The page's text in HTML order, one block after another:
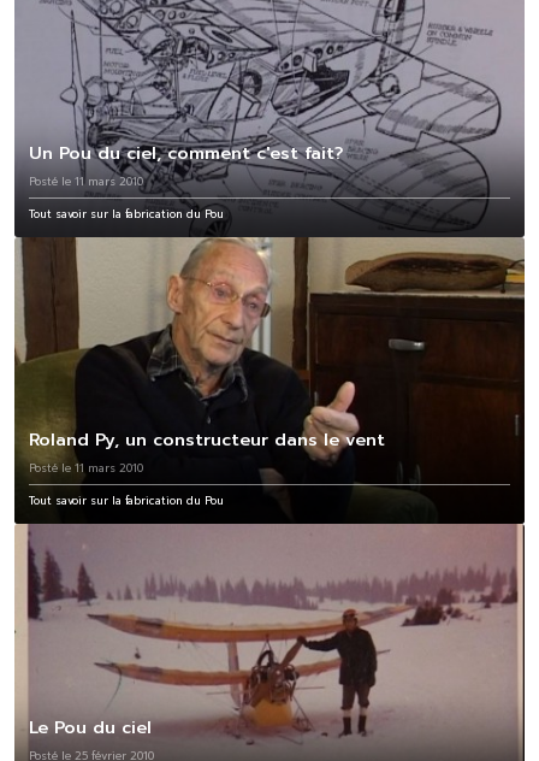
Un Pou du ciel, comment c'est fait?
Posté le 11 mars 2010
Tout savoir sur la fabrication du Pou
Roland Py, un constructeur dans le vent
Posté le 11 mars 2010
Tout savoir sur la fabrication du Pou
Le Pou du ciel
Posté le 25 février 2010